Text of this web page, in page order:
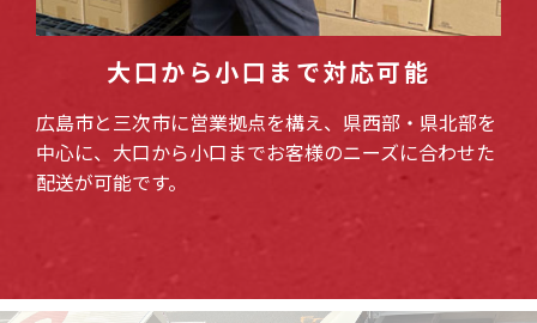
大口から小口まで対応可能
広島市と三次市に営業拠点を構え、県西部・県北部を
中心に、大口から小口までお客様のニーズに合わせた
配送が可能です。